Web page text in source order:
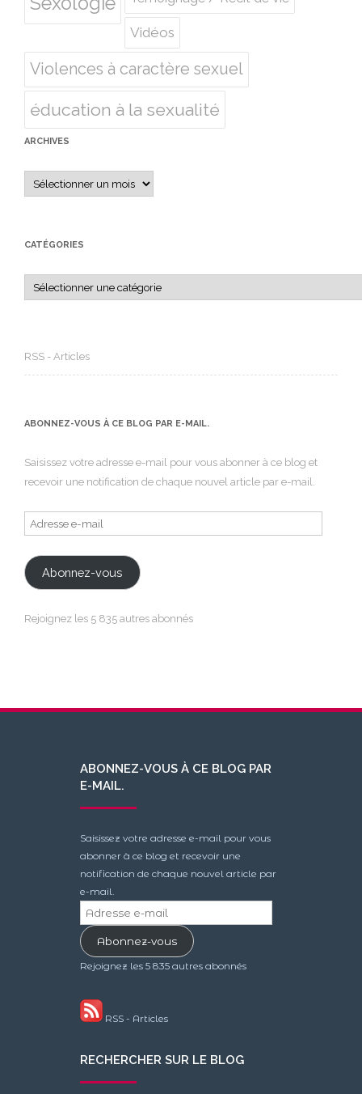
Vidéos
Violences à caractère sexuel
éducation à la sexualité
ARCHIVES
Archives
CATÉGORIES
Catégories
RSS - Articles
ABONNEZ-VOUS À CE BLOG PAR E-MAIL.
Saisissez votre adresse e-mail pour vous abonner à ce blog et
recevoir une notification de chaque nouvel article par e-mail.
Adresse
e-
mail
Abonnez-vous
Rejoignez les 5 835 autres abonnés
ABONNEZ-VOUS À CE BLOG PAR
E-MAIL.
Saisissez votre adresse e-mail pour vous
abonner à ce blog et recevoir une
notification de chaque nouvel article par
e-mail.
Adresse
e-
mailAbonnez-vous
Rejoignez les 5 835 autres abonnés
RSS - Articles
RECHERCHER SUR LE BLOG